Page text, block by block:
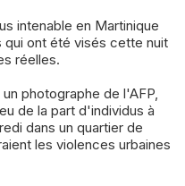
qui ont été visés cette nuit
réelles.
photographe de l'AFP,
de la part d'individus à
dans un quartier de
les violences urbaines